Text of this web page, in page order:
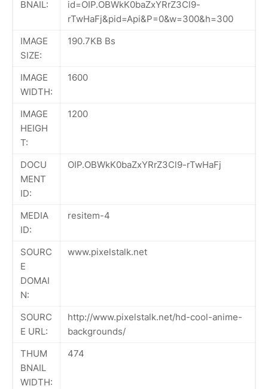
BNAIL:
id=OIP.OBWkK0baZxYRrZ3Cl9-
rTwHaFj&pid=Api&P=0&w=300&h=300
IMAGE
SIZE:
190.7KB Bs
IMAGE
WIDTH:
1600
IMAGE
HEIGH
T:
1200
DOCU
MENT
ID:
OIP.OBWkK0baZxYRrZ3Cl9-rTwHaFj
MEDIA
ID:
resitem-4
SOURC
E
DOMAI
N:
www.pixelstalk.net
SOURC
E URL:
http://www.pixelstalk.net/hd-cool-anime-
backgrounds/
THUM
BNAIL
WIDTH:
474